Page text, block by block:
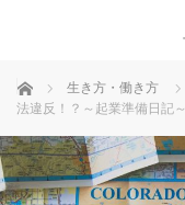
ホーム 生き方・働き方
法違反！？～起業準備日記～